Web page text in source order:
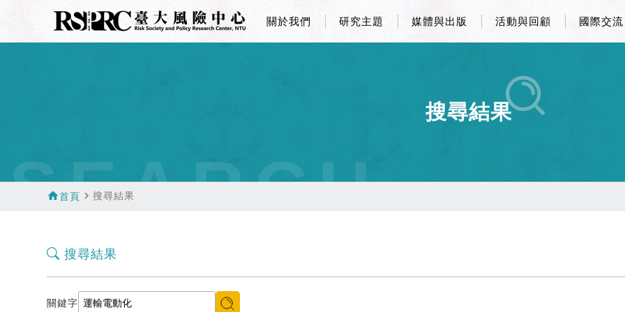
關於我們 研究主題 媒體與出版 活動與回顧 國際交流
搜尋結果
SEARCH
home首頁 navigate_next搜尋結果
搜尋結果
關鍵字